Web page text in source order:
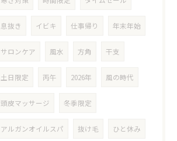
息抜き イビキ 仕事帰り 年末年始
サロンケア 風水 方角 干支
土日限定 丙午 2026年 風の時代
頭皮マッサージ 冬季限定
アルガンオイルスパ 抜け毛 ひと休み